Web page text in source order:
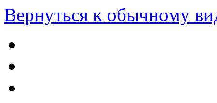
Вернуться к обычному